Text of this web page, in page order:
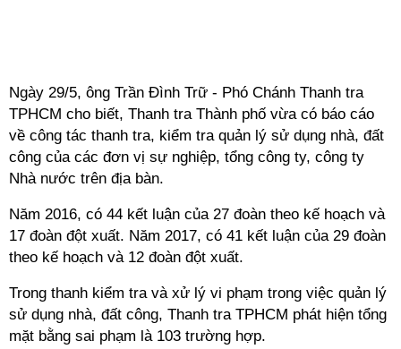
Ngày 29/5, ông Trần Đình Trữ - Phó Chánh Thanh tra
TPHCM cho biết, Thanh tra Thành phố vừa có báo cáo
về công tác thanh tra, kiểm tra quản lý sử dụng nhà, đất
công của các đơn vị sự nghiệp, tổng công ty, công ty
Nhà nước trên địa bàn.
Năm 2016, có 44 kết luận của 27 đoàn theo kế hoạch và
17 đoàn đột xuất. Năm 2017, có 41 kết luận của 29 đoàn
theo kế hoạch và 12 đoàn đột xuất.
Trong thanh kiểm tra và xử lý vi phạm trong việc quản lý
sử dụng nhà, đất công, Thanh tra TPHCM phát hiện tổng
mặt bằng sai phạm là 103 trường hợp.